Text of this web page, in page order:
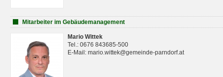
Mitarbeiter im Gebäudemanagement
Mario Wittek
Tel.: 0676 843685-500
E-Mail: mario.wittek@gemeinde-parndorf.at